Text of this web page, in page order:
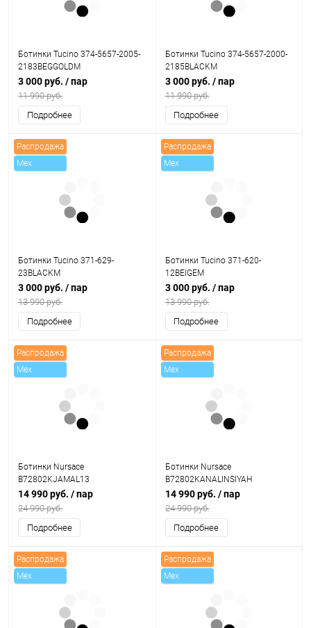
Ботинки Tucino 374-5657-2005-
2183BEGGOLDM
3 000 руб. / пар
11 990 руб.
Подробнее
Ботинки Tucino 374-5657-2000-
2185BLACKM
3 000 руб. / пар
11 990 руб.
Подробнее
Распродажа
Mex
Ботинки Tucino 371-629-
23BLACKM
3 000 руб. / пар
13 990 руб.
Подробнее
Распродажа
Mex
Ботинки Tucino 371-620-
12BEIGEM
3 000 руб. / пар
13 990 руб.
Подробнее
Распродажа
Mex
Ботинки Nursace
B72802KJAMAL13
14 990 руб. / пар
24 990 руб.
Подробнее
Распродажа
Mex
Ботинки Nursace
B72802KANALINSIYAH
14 990 руб. / пар
24 990 руб.
Подробнее
Распродажа
Mex
Распродажа
Mex